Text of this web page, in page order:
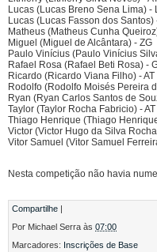
Lucas (Lucas Breno Sena Lima) -
Lucas (Lucas Fasson dos Santos)
Matheus (Matheus Cunha
Miguel (Miguel de Alcântara) - ZG
Paulo Vinícius (Paulo Vinícius
Rafael Rosa (Rafael Beti Rosa) -
Ricardo (Ricardo Viana Filho) - AT
Rodolfo (Rodolfo Moisés Pereira
Ryan (Ryan Carlos Santos de
Taylor (Taylor Rocha Fabricio) - AT
Thiago Henrique (Thiago
Victor (Victor Hugo da Silva
Vitor Samuel (Vitor Samuel
Nesta competição não havia
Compartilhe |
Por Michael Serra às 07:00
Marcadores: Inscrições de Base